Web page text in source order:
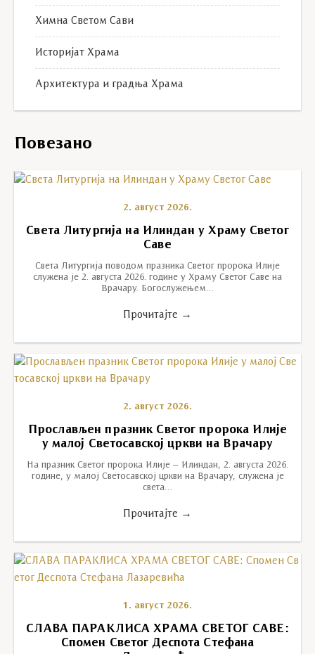
Химна Светом Сави
Историјат Храма
Архитектура и градња Храма
Повезано
2. август 2026.
Света Литургија на Илиндан у Храму Светог
Саве
Света Литургија поводом празника Светог пророка Илије
служена је 2. августа 2026. године у Храму Светог Саве на
Врачару. Богослужењем…
Прочитајте →
2. август 2026.
Прослављен празник Светог пророка Илије
у малој Светосавској цркви на Врачару
На празник Светог пророка Илије – Илиндан, 2. августа 2026.
године, у малој Светосавској цркви на Врачару, служена је
света…
Прочитајте →
1. август 2026.
СЛАВА ПАРАКЛИСА ХРАМА СВЕТОГ САВЕ:
Спомен Светог Деспота Стефана